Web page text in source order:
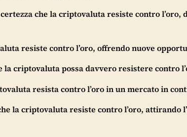
che la criptovaluta resiste contro
resiste contro l’oro, offrendo nuove
criptovaluta possa davvero resistere contro
resista contro l’oro in un mercato in
la criptovaluta resiste contro l’oro, attirando